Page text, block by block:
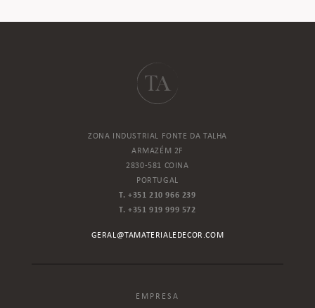
ZONA INDUSTRIAL FONTE DA TALHA
ARMAZÉM 2F
2830-581 COINA
PORTUGAL
T. +351 210 966 239
T. +351 919 999 572
GERAL@TAMATERIALEDECOR.COM
EMPRESA